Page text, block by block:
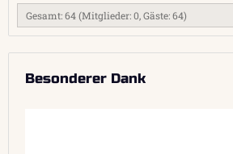
Gesamt: 64 (Mitglieder: 0, Gäste: 64)
Besonderer Dank